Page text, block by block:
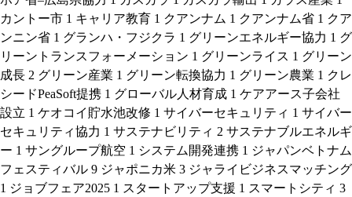
カントー市 1 キャリア教育 1 クアンナム 1 クアンナム省 1 クア
ンニン省 1 グランハ・フジクラ 1 グリーンエネルギー協力 1 グ
リーントランスフォーメーション 1 グリーンライス 1 グリーン
成長 2 グリーン産業 1 グリーン転換協力 1 グリーン農業 1 クレ
シードPeaSoft提携 1 グローバル人材育成 1 ケアアース子会社
設立 1 ケオコイ貯水池改修 1 サイバーセキュリティ 1 サイバー
セキュリティ協力 1 サステナビリティ 2 サステナブルエネルギ
ー 1 サングループ航空 1 システム開発連携 1 ジャパンベトナム
フェスティバル 9 ジャポニカ米 3 ジャライビジネスマッチング
1 ジョブフェア2025 1 スタートアップ支援 1 スマートシティ 3